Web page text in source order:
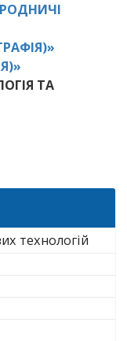
ТА
технологій